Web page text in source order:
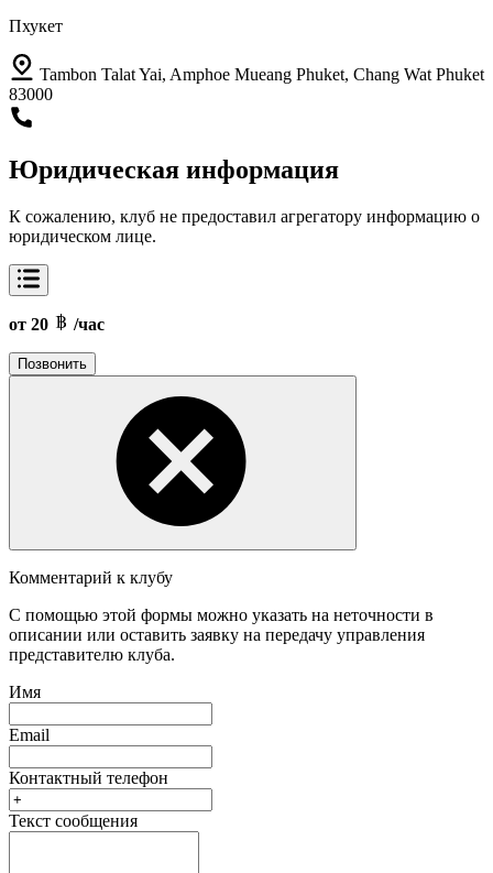
Пхукет
Tambon Talat Yai, Amphoe Mueang Phuket, Chang Wat Phuket
83000
Юридическая информация
К сожалению, клуб не предоставил агрегатору информацию о
юридическом лице.
от 20 /час
Позвонить
Комментарий к клубу
С помощью этой формы можно указать на неточности в
описании или оставить заявку на передачу управления
представителю клуба.
Имя
Email
Контактный телефон
Текст сообщения